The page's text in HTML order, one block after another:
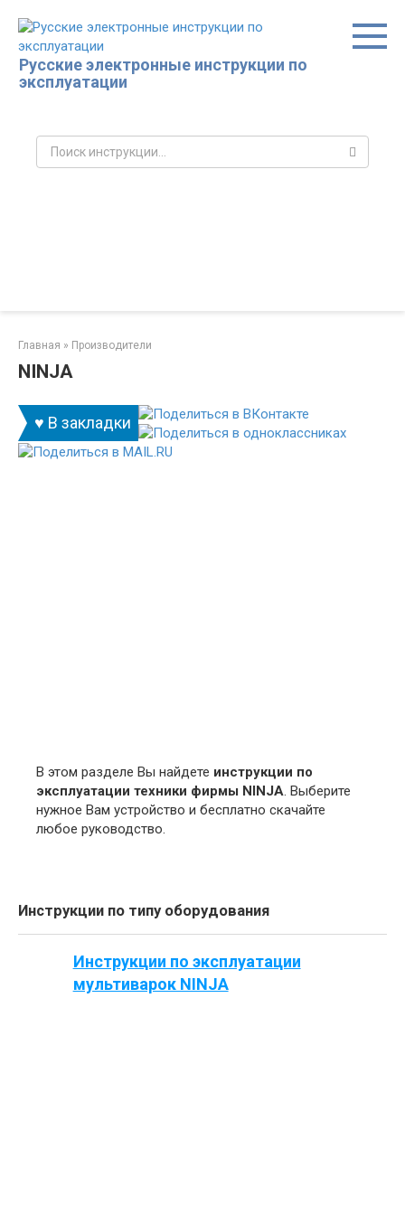
контенту
Русские электронные инструкции по
эксплуатации
Поиск:
Главная » Производители
NINJA
♥ В закладки
В этом разделе Вы найдете инструкции по
эксплуатации техники фирмы NINJA. Выберите
нужное Вам устройство и бесплатно скачайте
любое руководство.
Инструкции по типу оборудования
Инструкции по эксплуатации
мультиварок NINJA